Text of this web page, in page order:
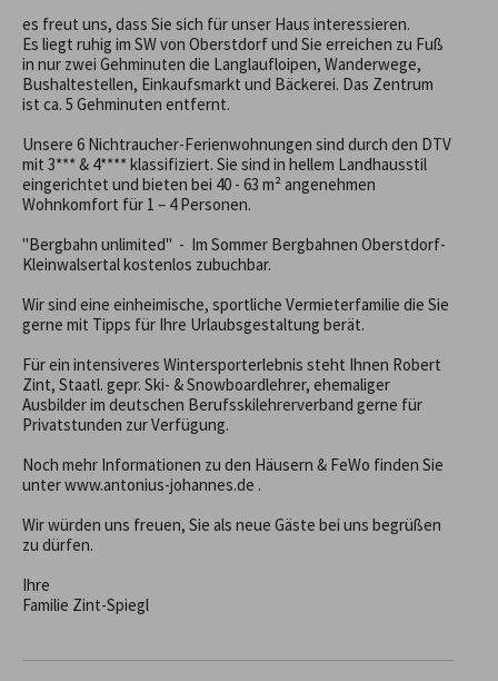
es freut uns, dass Sie sich für unser Haus interessieren.
Es liegt ruhig im SW von Oberstdorf und Sie erreichen zu Fuß
in nur zwei Gehminuten die Langlaufloipen, Wanderwege,
Bushaltestellen, Einkaufsmarkt und Bäckerei. Das Zentrum
ist ca. 5 Gehminuten entfernt.
Unsere 6 Nichtraucher-Ferienwohnungen sind durch den DTV
mit 3*** & 4**** klassifiziert. Sie sind in hellem Landhausstil
eingerichtet und bieten bei 40 - 63 m² angenehmen
Wohnkomfort für 1 – 4 Personen.
"Bergbahn unlimited"  -  Im Sommer Bergbahnen Oberstdorf-
Kleinwalsertal kostenlos zubuchbar.
Wir sind eine einheimische, sportliche Vermieterfamilie die Sie
gerne mit Tipps für Ihre Urlaubsgestaltung berät.
Für ein intensiveres Wintersporterlebnis steht Ihnen Robert
Zint, Staatl. gepr. Ski- & Snowboardlehrer, ehemaliger
Ausbilder im deutschen Berufsskilehrerverband gerne für
Privatstunden zur Verfügung.
Noch mehr Informationen zu den Häusern & FeWo finden Sie
unter www.antonius-johannes.de .
Wir würden uns freuen, Sie als neue Gäste bei uns begrüßen
zu dürfen.
Ihre
Familie Zint-Spiegl